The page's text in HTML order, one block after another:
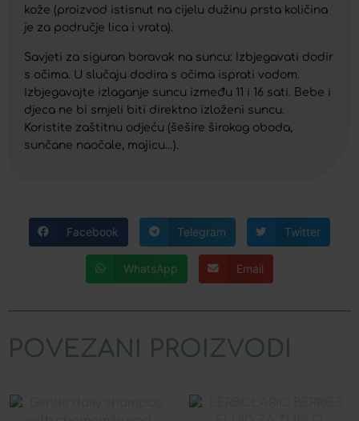
kože (proizvod istisnut na cijelu dužinu prsta količina
je za područje lica i vrata).
Savjeti za siguran boravak na suncu: Izbjegavati dodir
s očima. U slučaju dodira s očima isprati vodom.
Izbjegavajte izlaganje suncu između 11 i 16 sati. Bebe i
djeca ne bi smjeli biti direktno izloženi suncu.
Koristite zaštitnu odjeću (šešire širokog oboda,
sunčane naočale, majicu…).
Facebook Telegram Twitter
WhatsApp Email
POVEZANI PROIZVODI